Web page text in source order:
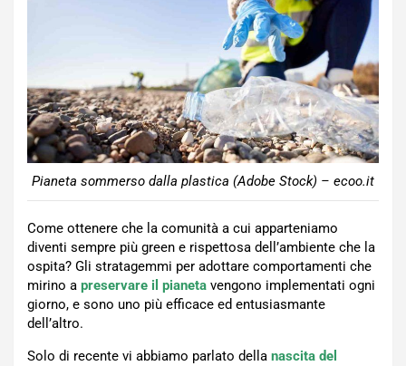
Pianeta sommerso dalla plastica (Adobe Stock) – ecoo.it
Come ottenere che la comunità a cui apparteniamo
diventi sempre più green e rispettosa dell’ambiente che la
ospita? Gli stratagemmi per adottare comportamenti che
mirino a preservare il pianeta vengono implementati ogni
giorno, e sono uno più efficace ed entusiasmante
dell’altro.
Solo di recente vi abbiamo parlato della nascita del